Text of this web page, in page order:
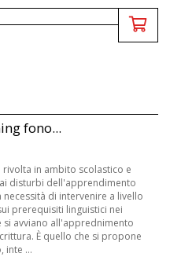
fono...
rivolta in ambito scolastico e
disturbi dell'apprendimento
di intervenire a livello
prerequisiti linguistici nei
si avviano all'apprednimento
È quello che si propone
inte ...